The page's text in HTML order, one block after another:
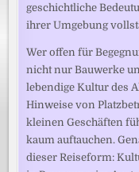
geschichtliche
ihrer Umgebung
Wer offen für
nicht nur Bauwerke
lebendige Kultur des
Hinweise von
kleinen Geschäften
kaum auftauchen.
dieser Reiseform: